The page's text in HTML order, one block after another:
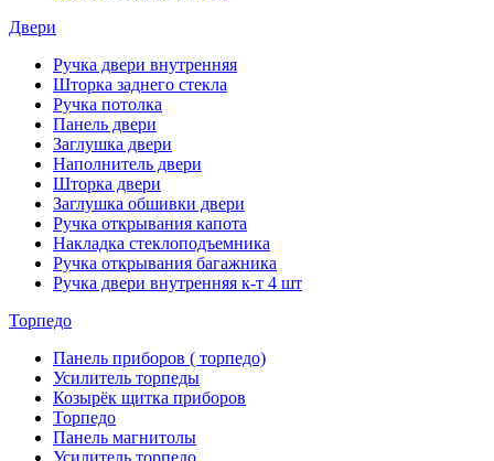
Двери
Ручка двери внутренняя
Шторка заднего стекла
Ручка потолка
Панель двери
Заглушка двери
Наполнитель двери
Шторка двери
Заглушка обшивки двери
Ручка открывания капота
Накладка стеклоподъемника
Ручка открывания багажника
Ручка двери внутренняя к-т 4 шт
Торпедо
Панель приборов ( торпедо)
Усилитель торпеды
Козырёк щитка приборов
Торпедо
Панель магнитолы
Усилитель торпедо